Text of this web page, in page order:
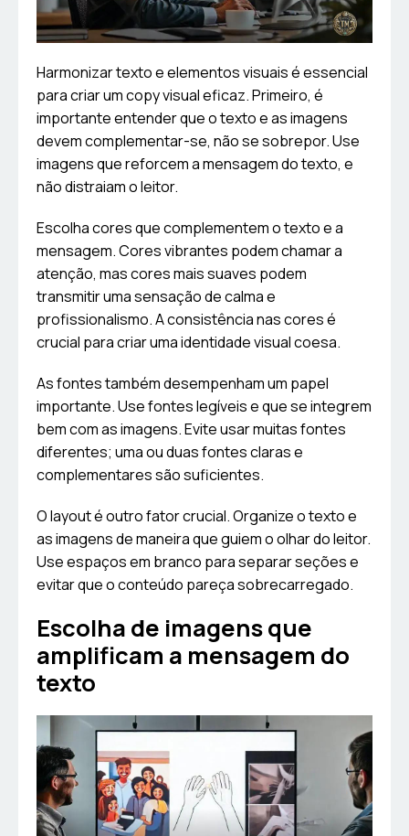
Harmonizar texto e elementos visuais é essencial
para criar um copy visual eficaz. Primeiro, é
importante entender que o texto e as imagens
devem complementar-se, não se sobrepor. Use
imagens que reforcem a mensagem do texto, e
não distraiam o leitor.
Escolha cores que complementem o texto e a
mensagem. Cores vibrantes podem chamar a
atenção, mas cores mais suaves podem
transmitir uma sensação de calma e
profissionalismo. A consistência nas cores é
crucial para criar uma identidade visual coesa.
As fontes também desempenham um papel
importante. Use fontes legíveis e que se integrem
bem com as imagens. Evite usar muitas fontes
diferentes; uma ou duas fontes claras e
complementares são suficientes.
O layout é outro fator crucial. Organize o texto e
as imagens de maneira que guiem o olhar do leitor.
Use espaços em branco para separar seções e
evitar que o conteúdo pareça sobrecarregado.
Escolha de imagens que
amplificam a mensagem do
texto